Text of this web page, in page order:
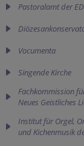
Pastoralamt der
Vocumenta
Singende Kirche
Fachkommission
Neues Geistliches
Institut für Orgel,
und Kichenmusik